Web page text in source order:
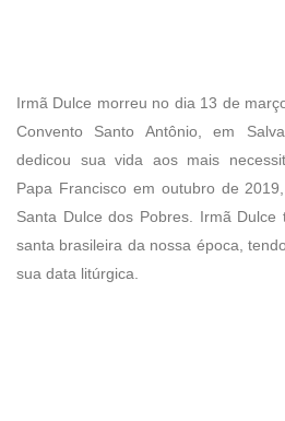
Irmã Dulce morreu no dia 13 de
Convento Santo Antônio, em
dedicou sua vida aos mais
Papa Francisco em outubro de
Santa Dulce dos Pobres. Irmã
santa brasileira da nossa época,
sua data litúrgica.